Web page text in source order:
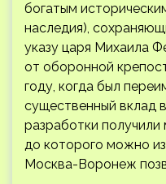
богатым
наследия),
указу царя Михаила
от оборонной
году, когда был
существенный вклад
разработки
до которого можно
Москва-Воронеж